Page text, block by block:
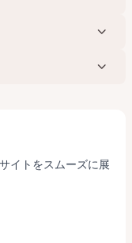
イトをスムーズに展